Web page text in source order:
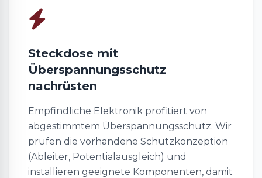
Steckdose mit
Überspannungsschutz
nachrüsten
Empfindliche Elektronik profitiert von
abgestimmtem Überspannungsschutz. Wir
prüfen die vorhandene Schutzkonzeption
(Ableiter, Potentialausgleich) und
installieren geeignete Komponenten, damit